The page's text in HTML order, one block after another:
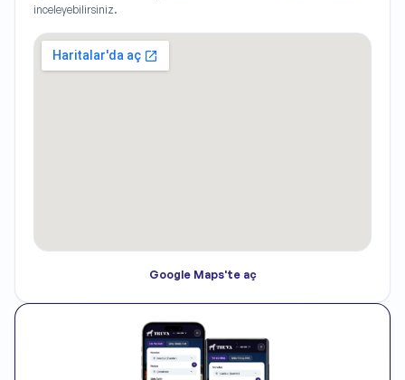
inceleyebilirsiniz.
Google Maps'te aç